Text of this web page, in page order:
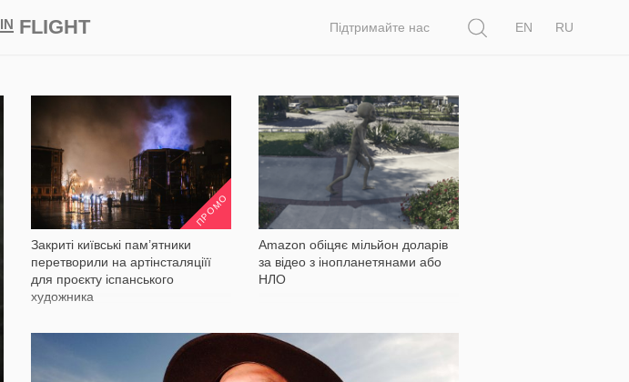
INFLIGHT Підтримайте нас
EN
RU
ПРОМО
Закриті київські пам’ятники
перетворили на артінсталяціїї
для проєкту іспанського
художника
2 035
Amazon обіцяє мільйон доларів
за відео з інопланетянами або
НЛО
1 501